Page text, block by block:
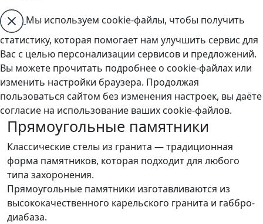
Мы используем cookie-файлы, чтобы получить
статистику, которая помогает нам улучшить сервис для
Вас с целью персонализации сервисов и предложений.
Вы можете прочитать подробнее о cookie-файлах или
изменить настройки браузера. Продолжая
пользоваться сайтом без изменения настроек, вы даёте
согласие на использование ваших cookie-файлов.
Прямоугольные памятники
Классические стелы из гранита — традиционная
форма памятников, которая подходит для любого
типа захоронения.
Прямоугольные памятники изготавливаются из
высококачественного карельского гранита и габбро-
диабаза.